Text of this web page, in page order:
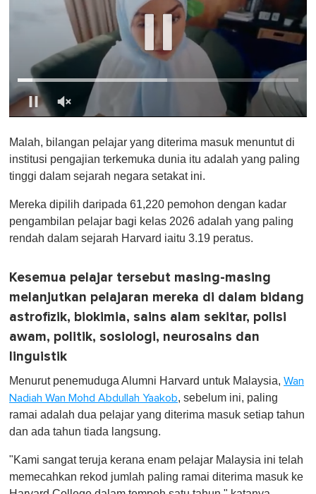
f
1
m
i
u
t
e
,
0
Malah, bilangan pelajar yang diterima masuk menuntut di
institusi pengajian terkemuka dunia itu adalah yang paling
tinggi dalam sejarah negara setakat ini.
Mereka dipilih daripada 61,220 pemohon dengan kadar
pengambilan pelajar bagi kelas 2026 adalah yang paling
rendah dalam sejarah Harvard iaitu 3.19 peratus.
Kesemua pelajar tersebut masing-masing
melanjutkan pelajaran mereka di dalam bidang
astrofizik, biokimia, sains alam sekitar, polisi
awam, politik, sosiologi, neurosains dan
linguistik
Menurut penemuduga Alumni Harvard untuk Malaysia, Wan
Nadiah Wan Mohd Abdullah Yaakob, sebelum ini, paling
ramai adalah dua pelajar yang diterima masuk setiap tahun
dan ada tahun tiada langsung.
"Kami sangat teruja kerana enam pelajar Malaysia ini telah
memecahkan rekod jumlah paling ramai diterima masuk ke